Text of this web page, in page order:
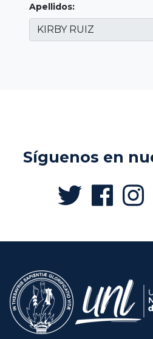
Apellidos:
Síguenos en